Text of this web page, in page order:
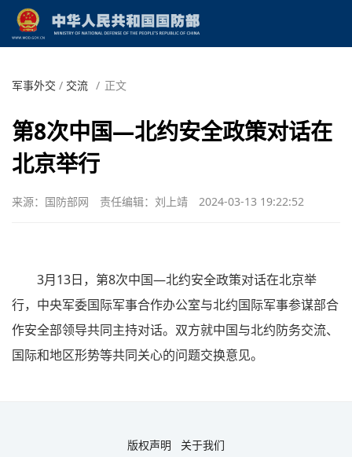
军事外交 / 交流 / 正文
第8次中国—北约安全政策对话在
北京举行
来源：国防部网 责任编辑：刘上靖 2024-03-13 19:22:52
3月13日，第8次中国—北约安全政策对话在北京举
行，中央军委国际军事合作办公室与北约国际军事参谋部合
作安全部领导共同主持对话。双方就中国与北约防务交流、
国际和地区形势等共同关心的问题交换意见。
版权声明 关于我们